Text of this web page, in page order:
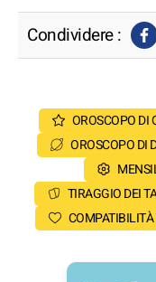
Condividere :
OROSCOPO DI
OROSCOPO DI
TIRAGGIO DEI